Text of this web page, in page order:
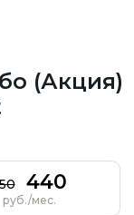
(Акция)
440
руб./мес.